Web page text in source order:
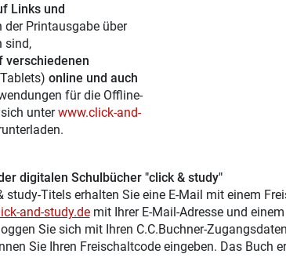
Links und
der Printausgabe über
sind,
verschiedenen
online und auch
für die Offline-
unterwww.click-and-
digitalen Schulbücher "click & study"
study-Titels erhalten Sie eine E-Mail mit einem
and-study.demit Ihrer E-Mail-Adresse und
Sie sich mit Ihren C.C.Buchner-
Sie Ihren Freischaltcode eingeben. Das Buch